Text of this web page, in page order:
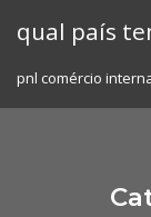
qual país
pnl comércio